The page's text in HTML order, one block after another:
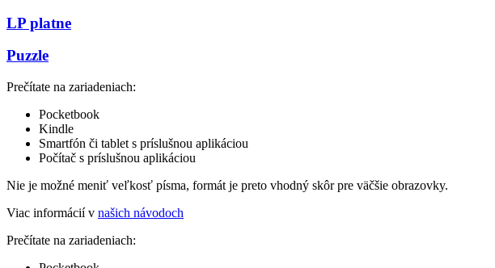
LP platne
Puzzle
Prečítate na zariadeniach:
Pocketbook
Kindle
Smartfón či tablet s príslušnou aplikáciou
Počítač s príslušnou aplikáciou
Nie je možné meniť veľkosť písma, formát je preto vhodný skôr pre väčšie obrazovky.
Viac informácií v našich návodoch
Prečítate na zariadeniach: